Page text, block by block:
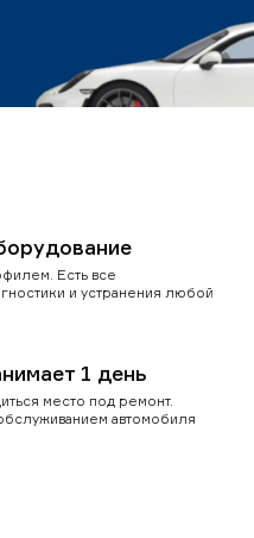
Есть все
и устранения любой
1 день
место под ремонт.
автомобиля